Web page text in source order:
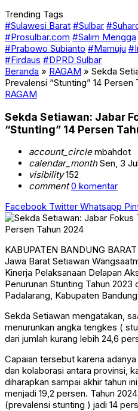
Trending Tags
#Sulawesi Barat #Sulbar
#Prosulbar.com #Salim Mengga
#Prabowo Subianto #Mamuju
#Firdaus #DPRD Sulbar
Beranda » RAGAM » Sekda
Prevalensi “Stunting” 14 Persen
RAGAM
Sekda Setiawan: Jabar
“Stunting” 14 Persen
account_circlembahdot
calendar_monthSen, 3
visibility152
comment 0 komentar
Facebook Twitter Whatsapp
KABUPATEN BANDUNG
Jawa Barat Setiawan
Kinerja Pelaksanaan Delapan
Penurunan Stunting Tahun
Padalarang, Kabupaten
Sekda Setiawan mengatakan,
menurunkan angka tengkes (
dari jumlah kurang lebih 24,6
Capaian tersebut karena
dan kolaborasi antara provinsi,
diharapkan sampai akhir tahun
menjadi 19,2 persen. Tahun
(prevalensi stunting ) jadi 14